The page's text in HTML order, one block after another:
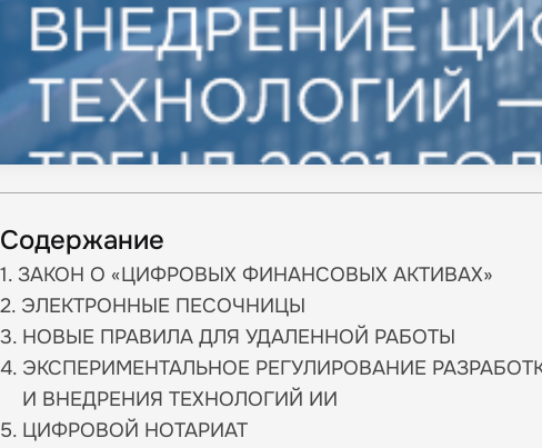
Содержание
ЗАКОН О «ЦИФРОВЫХ ФИНАНСОВЫХ АКТИВАХ»
ЭЛЕКТРОННЫЕ ПЕСОЧНИЦЫ
НОВЫЕ ПРАВИЛА ДЛЯ УДАЛЕННОЙ РАБОТЫ
ЭКСПЕРИМЕНТАЛЬНОЕ РЕГУЛИРОВАНИЕ
И ВНЕДРЕНИЯ ТЕХНОЛОГИЙ ИИ
ЦИФРОВОЙ НОТАРИАТ